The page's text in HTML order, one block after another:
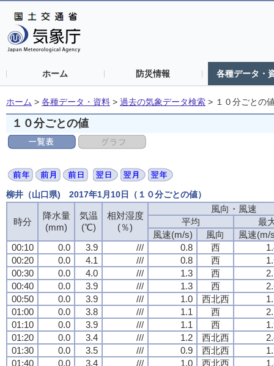
ホーム 防災情報 各種データ・
ホーム > 各種データ・資料 > 過去の気象データ検索 > １０分ごとの
１０分ごとの値
柳井（山口県) 2017年1月10日（１０分ごとの値）
時分
降水量
(mm)
気温
(℃)
相対湿度
(％)
風向・風速
平均
最
風速(m/s)
風向
風速(m/
00:10
0.0 3.9 /// 0.8 西
00:20
0.0 4.1 /// 0.8 西
00:30
0.0 4.0 /// 1.3 西
00:40
0.0 3.9 /// 1.3 西
00:50
0.0 3.9 /// 1.0 西北西
01:00
0.0 3.8 /// 1.1 西
01:10
0.0 3.9 /// 1.1 西
01:20
0.0 3.4 /// 1.2 西北西
01:30
0.0 3.5 /// 0.9 西北西
01:40
0.0 3.4 /// 1.0 西北西